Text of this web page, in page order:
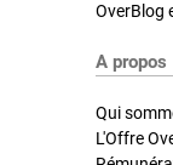
OverBlog
A propos
Qui
L'Offre